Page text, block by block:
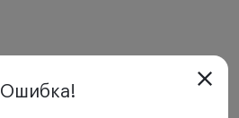
Ошибка!